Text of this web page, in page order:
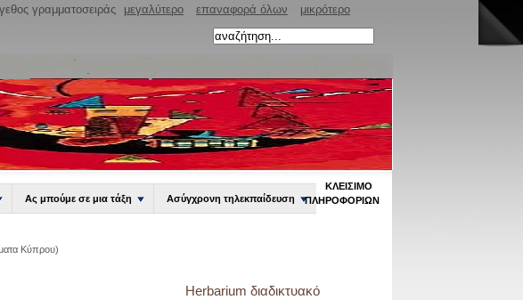
γραμματοσειράς μεγαλύτερο επαναφορά όλων μικρότερο
Ας μπούμε σε μια τάξη Ασύγχρονη τηλεκπαίδευση
Κύπρου)
ΚΛΕΊΣΙΜΟ
ΠΛΗΡΟΦΟΡΙΏΝ
Herbarium διαδικτυακό